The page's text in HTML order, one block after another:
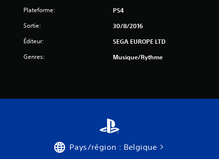
Plateforme: PS4
Sortie: 30/8/2016
Éditeur: SEGA EUROPE LTD
Genres: Musique/Rythme
Pays/région : Belgique